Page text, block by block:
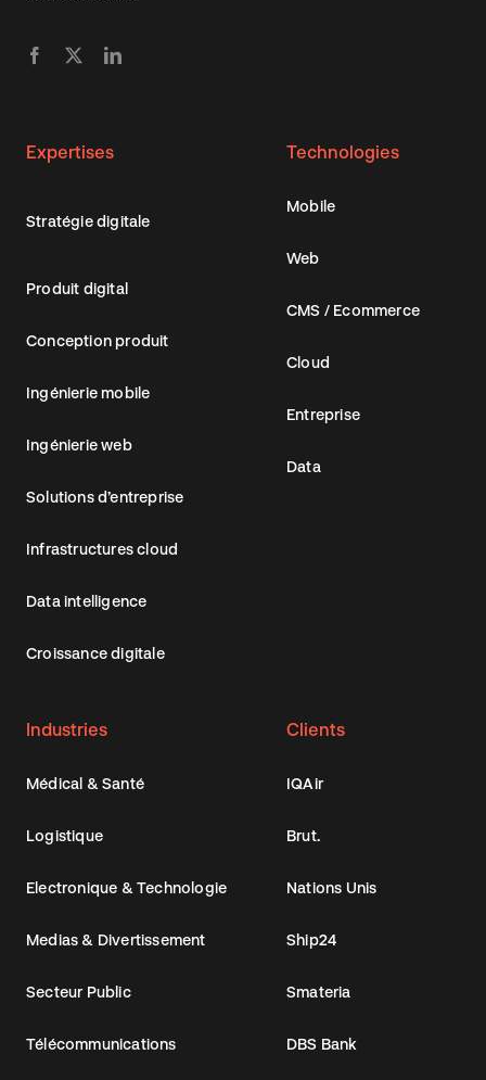
Expertises
Stratégie digitale
Produit digital
Conception produit
Ingénierie mobile
Ingénierie web
Solutions d’entreprise
Infrastructures cloud
Data intelligence
Croissance digitale
Technologies
Mobile
Web
CMS / Ecommerce
Cloud
Entreprise
Data
Industries
Médical & Santé
Logistique
Electronique & Technologie
Medias & Divertissement
Secteur Public
Télécommunications
Clients
IQAir
Brut.
Nations Unis
Ship24
Smateria
DBS Bank